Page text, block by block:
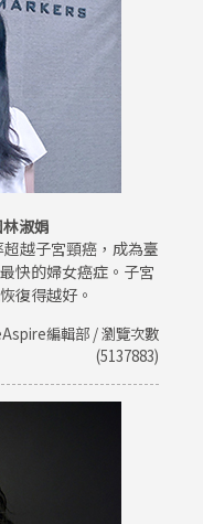
淑娟
越子宮頸癌，成為臺
快的婦女癌症。子宮
復得越好。
編輯部 / 瀏覽次數
(5137883)